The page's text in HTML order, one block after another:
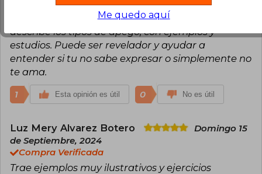
Compra Verificada
Lo leí en 3 días. Es increíble la exactitud con que
describe los tipos de apego, con ejemplos y
estudios. Puede ser revelador y ayudar a
entender si tu no sabe expresar o simplemente no
te ama.
1 Esta opinión es útil 0 No es útil
Luz Mery Alvarez Botero
Domingo 15
de Septiembre, 2024
Compra Verificada
Trae ejemplos muy ilustrativos y ejercicios
Me quedo aquí